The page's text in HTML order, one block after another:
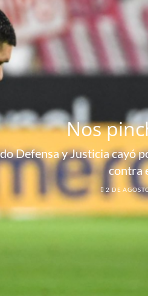
Nos
Defensa y Justicia cayó
contra
2 DE